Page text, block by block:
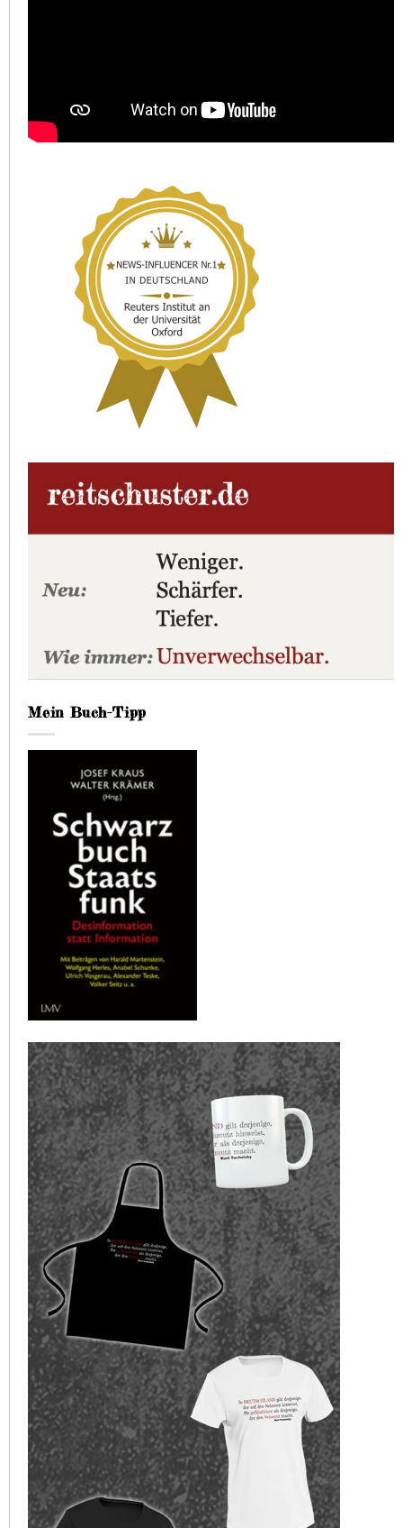
Mein Buch-Tipp